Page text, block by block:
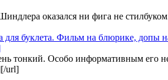
оказался ни фига не
для буклета. Фильм на блюрике, допы
тонкий. Особо информативным его
url]